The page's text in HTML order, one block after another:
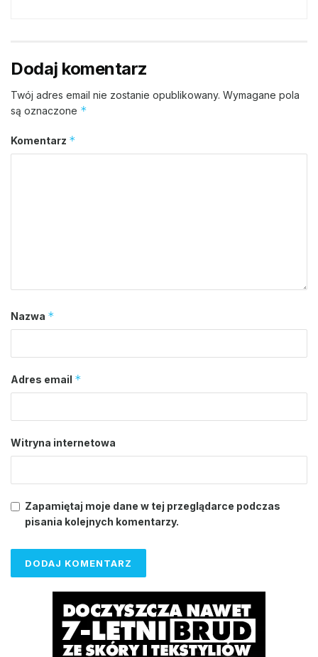
Dodaj komentarz
Twój adres email nie zostanie opublikowany. Wymagane pola
są oznaczone *
Komentarz *
Nazwa *
Adres email *
Witryna internetowa
Zapamiętaj moje dane w tej przeglądarce podczas
pisania kolejnych komentarzy.